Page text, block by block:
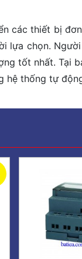
các thiết bị
lựa chọn.
tốt nhất. Tại
hệ thống tự